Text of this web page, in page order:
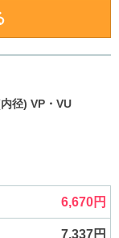
径) VP・VU
6,670円
7,337円